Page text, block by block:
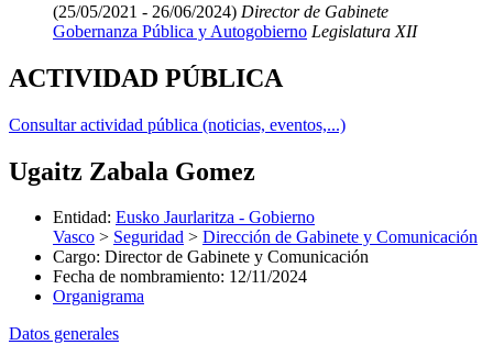
(25/05/2021 - 26/06/2024) Director de Gabinete
Gobernanza Pública y Autogobierno Legislatura XII
ACTIVIDAD PÚBLICA
Consultar actividad pública (noticias, eventos,...)
Ugaitz Zabala Gomez
Entidad: Eusko Jaurlaritza - Gobierno
Vasco > Seguridad > Dirección de Gabinete y Comunicación
Cargo: Director de Gabinete y Comunicación
Fecha de nombramiento: 12/11/2024
Organigrama
Datos generales